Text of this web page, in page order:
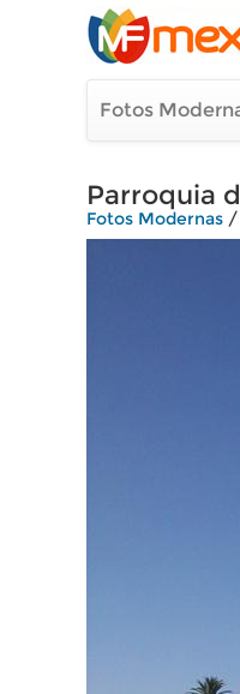
Fotos
Parroquia
Fotos Modernas /